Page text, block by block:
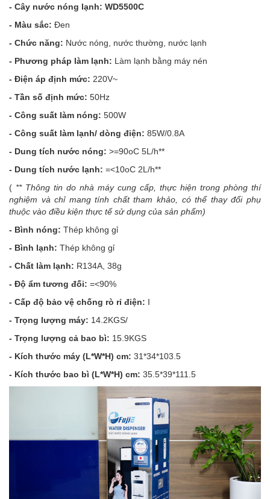
- Cây nước nóng lạnh: WD5500C
- Màu sắc: Đen
- Chức năng: Nước nóng, nước thường, nước lạnh
- Phương pháp làm lạnh: Làm lạnh bằng máy nén
- Điện áp định mức: 220V~
- Tần số định mức: 50Hz
- Công suất làm nóng: 500W
- Công suất làm lạnh/ dòng điện: 85W/0.8A
- Dung tích nước nóng: >=90oC 5L/h**
- Dung tích nước lạnh: =<10oC 2L/h**
( ** Thông tin do nhà máy cung cấp, thực hiện trong phòng thí
nghiệm và chỉ mang tính chất tham khảo, có thể thay đổi phụ
thuộc vào điều kiện thực tế sử dụng của sản phẩm)
- Bình nóng: Thép không gỉ
- Bình lạnh: Thép không gỉ
- Chất làm lạnh: R134A, 38g
- Độ ẩm tương đối: =<90%
- Cấp độ bảo vệ chống rò rỉ điện: I
- Trọng lượng máy: 14.2KGS/
- Trọng lượng cả bao bì: 15.9KGS
- Kích thước máy (L*W*H) cm: 31*34*103.5
- Kích thước bao bì (L*W*H) cm: 35.5*39*111.5